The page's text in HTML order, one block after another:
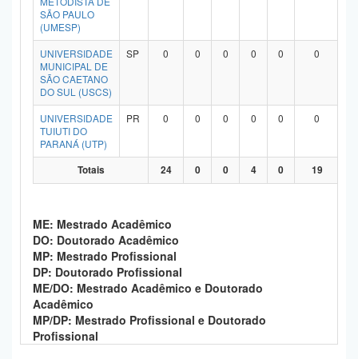
SÃO PAULO
(UMESP)
UNIVERSIDADE
MUNICIPAL DE
SÃO CAETANO
DO SUL (USCS)
SP 0 0 0 0 0 0
UNIVERSIDADE
TUIUTI DO
PARANÁ (UTP)
PR 0 0 0 0 0 0
Totais 24 0 0 4 0 19
ME: Mestrado Acadêmico
DO: Doutorado Acadêmico
MP: Mestrado Profissional
DP: Doutorado Profissional
ME/DO: Mestrado Acadêmico e Doutorado
Acadêmico
MP/DP: Mestrado Profissional e Doutorado
Profissional